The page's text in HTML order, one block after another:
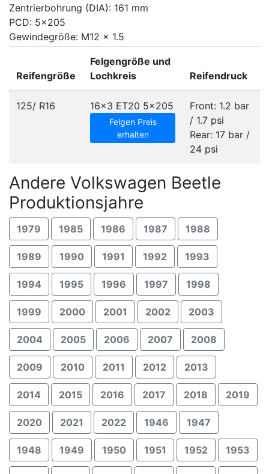
Zentrierbohrung (DIA): 161 mm
PCD: 5x205
Gewindegröße: M12 x 1.5
Reifengröße
Felgengröße und
Lochkreis
Reifendruck
125/ R16 16x3 ET20 5x205
Felgen Preis
erhalten
Front: 1.2 bar
/ 1.7 psi
Rear: 17 bar /
24 psi
Andere Volkswagen Beetle
Produktionsjahre
1979 1985 1986 1987 1988
1989 1990 1991 1992 1993
1994 1995 1996 1997 1998
1999 2000 2001 2002 2003
2004 2005 2006 2007 2008
2009 2010 2011 2012 2013
2014 2015 2016 2017 2018 2019
2020 2021 2022 1946 1947
1948 1949 1950 1951 1952 1953